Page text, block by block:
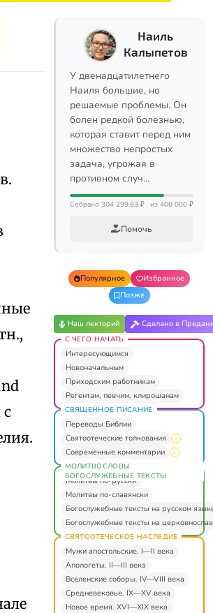
Наиль
Калыпетов
У двенадцатилетнего
Наиля большие, но
решаемые проблемы. Он
болен редкой болезнью,
которая ставит перед ним
множество непростых
задача, угрожая в
противном случ…
Собрано 304 299,63 ₽ из 400 000 ₽
Помочь
Популярное
Избранное
Позже
Наш лекторий Сделано в
С ЧЕГО НАЧАТЬ
Интересующимся
Новоначальным
Приходским работникам
Регентам, певчим, клирошанам
СВЯЩЕННОЕ ПИСАНИЕ
Переводы Библии
Святоотеческие толкования
Современные комментарии
МОЛИТВОСЛОВЫ.
БОГОСЛУЖЕБНЫЕ ТЕКСТЫ
Молитвы по-русски
Молитвы по-славянски
Богослужебные тексты на русском
Богослужебные тексты на
СВЯТООТЕЧЕСКОЕ НАСЛЕДИЕ
Мужи апостольские. I—II века
Апологеты. II—III века
Вселенские соборы. IV—VIII века
Средневековье. IX—XV века
Новое время. XVI—XIX века